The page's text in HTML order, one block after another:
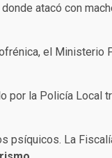
atacó con
el Ministerio
por la Policía Local
psíquicos. La